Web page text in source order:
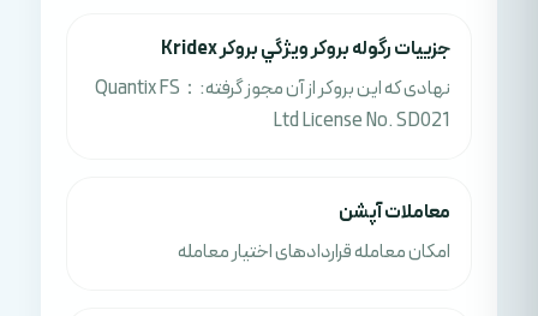
جزييات رگوله بروکر ويژگي بروکر Kridex
نهادی که این بروکر از آن مجوز گرفته:：Quantix FS
Ltd License No. SD021
معاملات آپشن
امکان معامله قراردادهای اختیار معامله